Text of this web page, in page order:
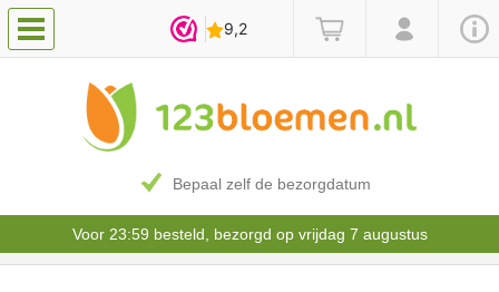
Bepaal zelf de bezorgdatum
Voor 23:59 besteld, bezorgd op vrijdag 7 augustus